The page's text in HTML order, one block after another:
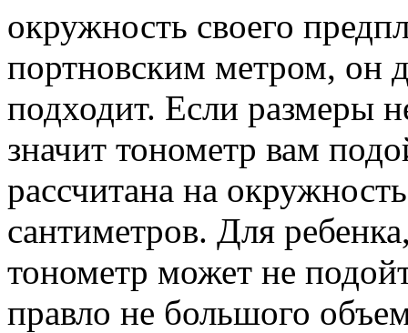
окружность своего
портновским метром, он
подходит. Если размеры
значит тонометр вам
рассчитана на
сантиметров. Для
тонометр может не
правло не большого